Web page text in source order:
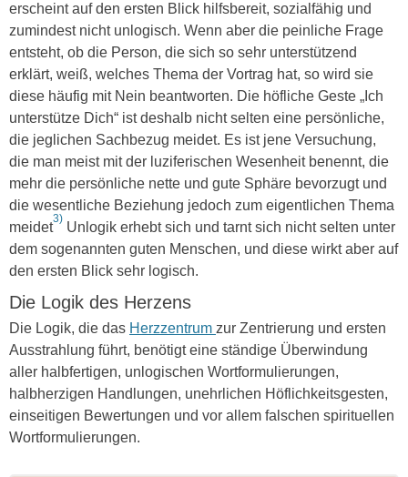
erscheint auf den ersten Blick hilfsbereit, sozialfähig und
zumindest nicht unlogisch. Wenn aber die peinliche Frage
entsteht, ob die Person, die sich so sehr unterstützend
erklärt, weiß, welches Thema der Vortrag hat, so wird sie
diese häufig mit Nein beantworten. Die höfliche Geste „Ich
unterstütze Dich“ ist deshalb nicht selten eine persönliche,
die jeglichen Sachbezug meidet. Es ist jene Versuchung,
die man meist mit der luziferischen Wesenheit benennt, die
mehr die persönliche nette und gute Sphäre bevorzugt und
die wesentliche Beziehung jedoch zum eigentlichen Thema
meidet
3)
Unlogik erhebt sich und tarnt sich nicht selten unter
dem sogenannten guten Menschen, und diese wirkt aber auf
den ersten Blick sehr logisch.
Die Logik des Herzens
Die Logik, die das Herzzentrum zur Zentrierung und ersten
Ausstrahlung führt, benötigt eine ständige Überwindung
aller halbfertigen, unlogischen Wortformulierungen,
halbherzigen Handlungen, unehrlichen Höflichkeitsgesten,
einseitigen Bewertungen und vor allem falschen spirituellen
Wortformulierungen.